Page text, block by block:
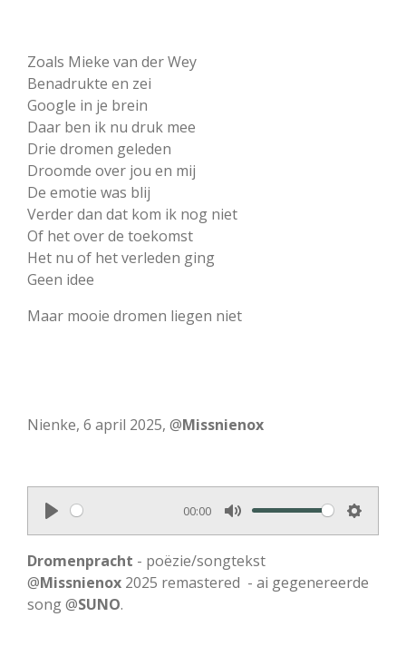
Zoals Mieke van der Wey
Benadrukte en zei
Google in je brein
Daar ben ik nu druk mee
Drie dromen geleden
Droomde over jou en mij
De emotie was blij
Verder dan dat kom ik nog niet
Of het over de toekomst
Het nu of het verleden ging
Geen idee
Maar mooie dromen liegen niet
Nienke, 6 april 2025, @Missnienox
P
l
a
y
00:00
M
u
t
S
t
Dromenpracht - poëzie/songtekst
@Missnienox 2025 remastered - ai gegenereerde
song @SUNO.